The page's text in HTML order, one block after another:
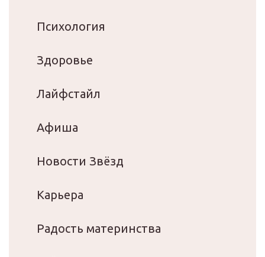
Психология
Здоровье
Лайфстайл
Афиша
Новости Звёзд
Карьера
Радость материнства